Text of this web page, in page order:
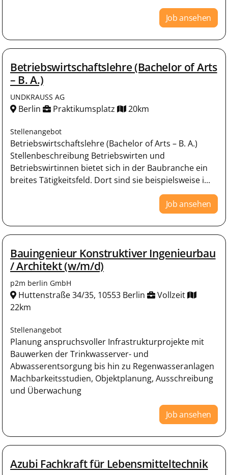
Job ansehen
Betriebswirtschaftslehre (Bachelor of Arts
– B. A.)
UNDKRAUSS AG
Berlin Praktikumsplatz 20km
Stellenangebot
Betriebswirtschaftslehre (Bachelor of Arts – B. A.)
Stellenbeschreibung Betriebswirten und
Betriebswirtinnen bietet sich in der Baubranche ein
breites Tätigkeitsfeld. Dort sind sie beispielsweise i...
Job ansehen
Bauingenieur Konstruktiver Ingenieurbau
/ Architekt (w/m/d)
p2m berlin GmbH
Huttenstraße 34/35, 10553 Berlin
Vollzeit
22km
Stellenangebot
Planung anspruchsvoller Infrastrukturprojekte mit
Bauwerken der Trinkwasserver- und
Abwasserentsorgung bis hin zu Regenwasseranlagen
Machbarkeitsstudien, Objektplanung, Ausschreibung
und Überwachung
Job ansehen
Azubi Fachkraft für Lebensmitteltechnik